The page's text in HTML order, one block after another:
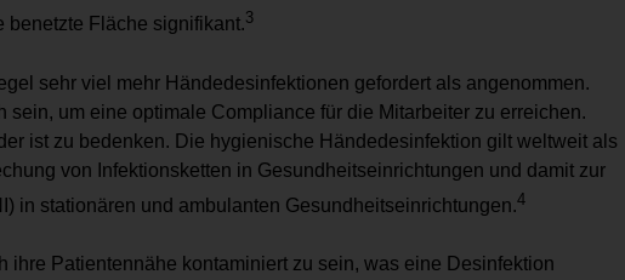
benetzte Fläche signifikant.3
sehr viel mehr Händedesinfektionen gefordert als angenommen.
sein, um eine optimale Compliance für die Mitarbeiter zu erreichen.
ist zu bedenken. Die hygienische Händedesinfektion gilt weltweit als
von Infektionsketten in Gesundheitseinrichtungen und damit zur
in stationären und ambulanten Gesundheitseinrichtungen.4
ihre Patientennähe kontaminiert zu sein, was eine Desinfektion